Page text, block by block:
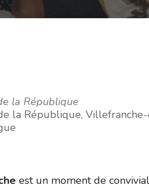
la République
la République,
est un moment de